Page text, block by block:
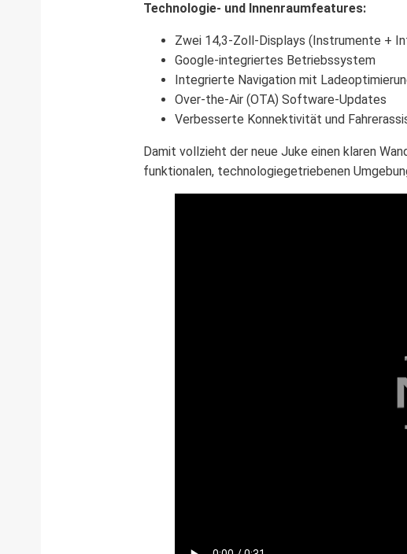
Technologie- und Innenraumfeatures:
Zwei 14,3-Zoll-Displays (Instrumente +
Google-integriertes Betriebssystem
Integrierte Navigation mit
Over-the-Air (OTA) Software-Updates
Verbesserte Konnektivität und
Damit vollzieht der neue Juke einen klaren
funktionalen, technologiegetriebenen